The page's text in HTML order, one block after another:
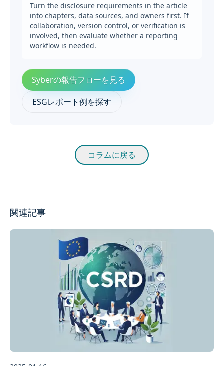
Turn the disclosure requirements in the article
into chapters, data sources, and owners first. If
collaboration, version control, or verification is
involved, then evaluate whether a reporting
workflow is needed.
Syberの報告フローを見る
ESGレポート例を探す
コラムに戻る
関連記事